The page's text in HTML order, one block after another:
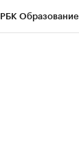
РБК Образование